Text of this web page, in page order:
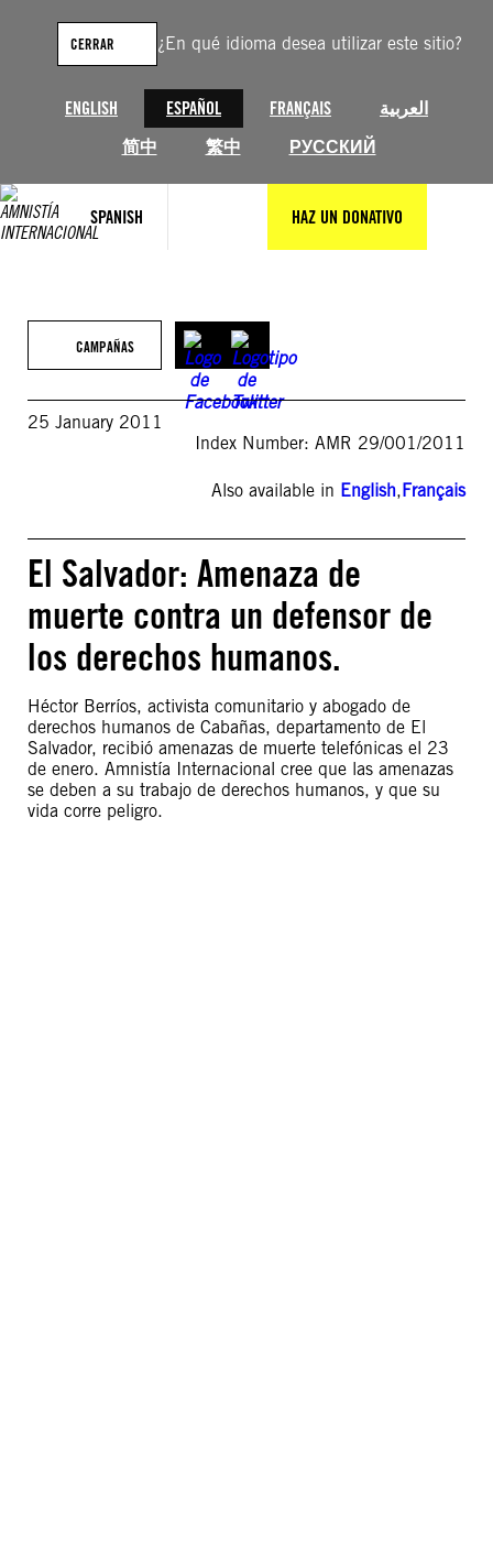
¿En qué idioma desea utilizar este sitio?
ENGLISH ESPAÑOL FRANÇAIS
العربية
简中
繁中 РУССКИЙ
CERRAR
SPANISH HAZ UN DONATIVO
contenido
CAMPAÑAS
25 January 2011
Index Number: AMR 29/001/2011
Also available in English,Français
El Salvador: Amenaza de
muerte contra un defensor de
los derechos humanos.
Héctor Berríos, activista comunitario y abogado de
derechos humanos de Cabañas, departamento de El
Salvador, recibió amenazas de muerte telefónicas el 23
de enero. Amnistía Internacional cree que las amenazas
se deben a su trabajo de derechos humanos, y que su
vida corre peligro.